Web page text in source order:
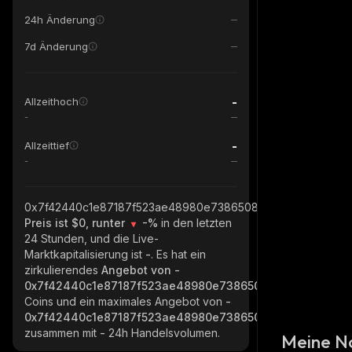
24h Änderung
7d Änderung
Allzeithoch -
-
Allzeittief -
-
0x7f42440c1e87187f523ae48980e7386508804b07_base
Preis ist $0, runter
-% in den letzten
24 Stunden, und die Live-
Marktkapitalisierung ist -. Es hat ein
zirkulierendes Angebot von -
0x7f42440c1e87187f523ae48980e7386508804b07_base
Coins und ein maximales Angebot von -
0x7f42440c1e87187f523ae48980e7386508804b07_base
zusammen mit - 24h Handelsvolumen. Meine